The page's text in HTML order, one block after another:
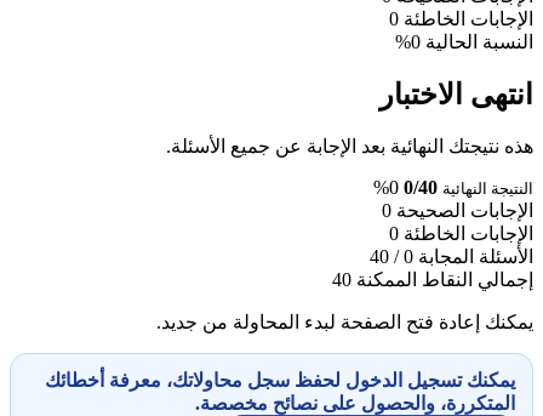
الإجابات الخاطئة 0
النسبة الحالية 0%
انتهى الاختبار
هذه نتيجتك النهائية بعد الإجابة عن جميع الأسئلة.
النتيجة النهائية 0/40
0%
الإجابات الصحيحة 0
الإجابات الخاطئة 0
الأسئلة المجابة 0 / 40
إجمالي النقاط الممكنة 40
يمكنك إعادة فتح الصفحة لبدء المحاولة من جديد.
يمكنك تسجيل الدخول لحفظ سجل محاولاتك، معرفة أخطائك
المتكررة، والحصول على نصائح مخصصة.